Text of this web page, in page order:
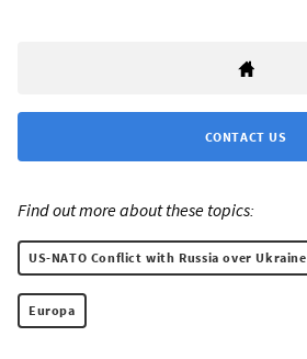
CONTACT US
Find out more about these topics:
US-NATO Conflict with Russia over Ukraine
Europa